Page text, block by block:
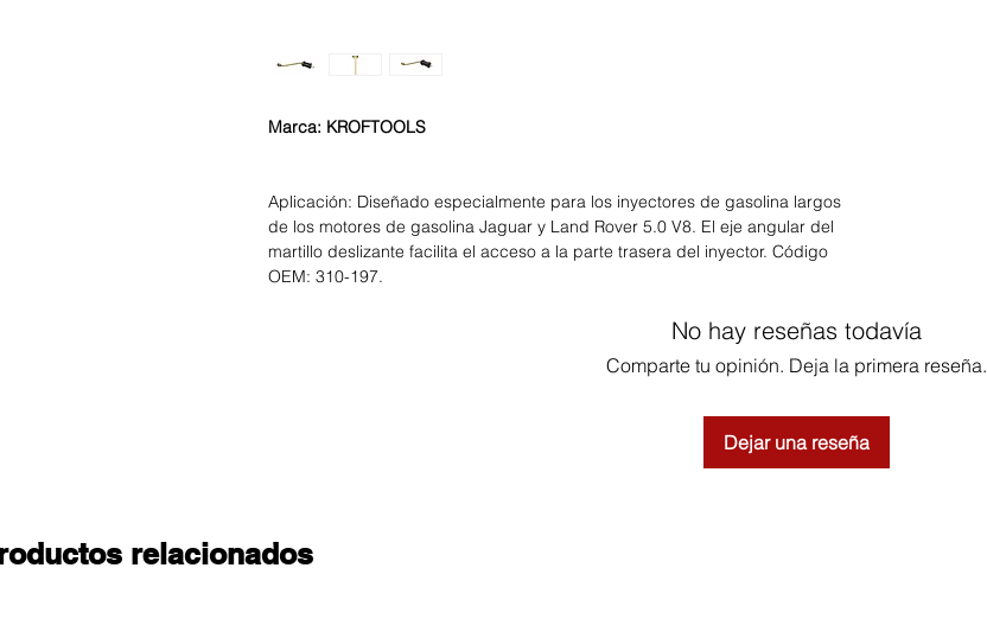
Marca: KROFTOOLS
Aplicación: Diseñado especialmente para los inyectores de gasolina largos
de los motores de gasolina Jaguar y Land Rover 5.0 V8. El eje angular del
martillo deslizante facilita el acceso a la parte trasera del inyector. Código
OEM: 310-197.
No hay reseñas todavía
Comparte tu opinión. Deja la primera reseña.
Dejar una reseña
relacionados